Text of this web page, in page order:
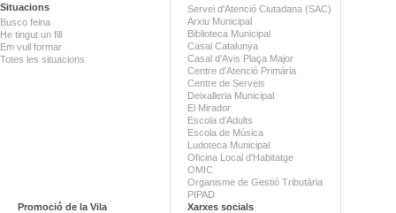
Situacions
Busco feina
He tingut un fill
Em vull formar
Totes les situacions
Servei d'Atenció Ciutadana (SAC)
Arxiu Municipal
Biblioteca Municipal
Casal Catalunya
Casal d'Avis Plaça Major
Centre d'Atenció Primària
Centre de Serveis
Deixalleria Municipal
El Mirador
Escola d'Adults
Escola de Música
Ludoteca Municipal
Oficina Local d'Habitatge
OMIC
Organisme de Gestió Tributària
PIPAD
Promoció de la Vila
Xarxes socials